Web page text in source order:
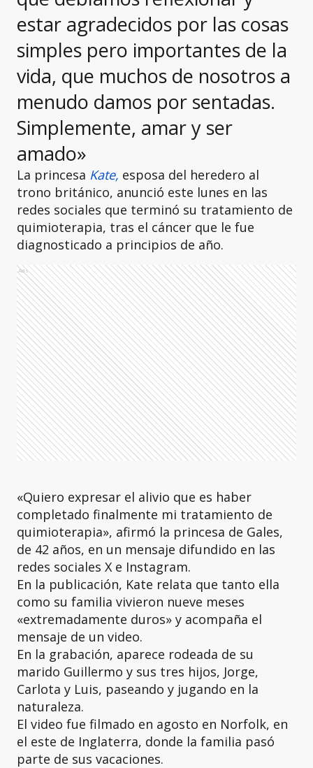
estar agradecidos por las cosas
simples pero importantes de la
vida, que muchos de nosotros a
menudo damos por sentadas.
Simplemente, amar y ser
amado»
La princesa Kate, esposa del heredero al
trono británico, anunció este lunes en las
redes sociales que terminó su tratamiento de
quimioterapia, tras el cáncer que le fue
diagnosticado a principios de año.
Ads
«Quiero expresar el alivio que es haber
completado finalmente mi tratamiento de
quimioterapia», afirmó la princesa de Gales,
de 42 años, en un mensaje difundido en las
redes sociales X e Instagram.
En la publicación, Kate relata que tanto ella
como su familia vivieron nueve meses
«extremadamente duros» y acompaña el
mensaje de un video.
En la grabación, aparece rodeada de su
marido Guillermo y sus tres hijos, Jorge,
Carlota y Luis, paseando y jugando en la
naturaleza.
El video fue filmado en agosto en Norfolk, en
el este de Inglaterra, donde la familia pasó
parte de sus vacaciones.